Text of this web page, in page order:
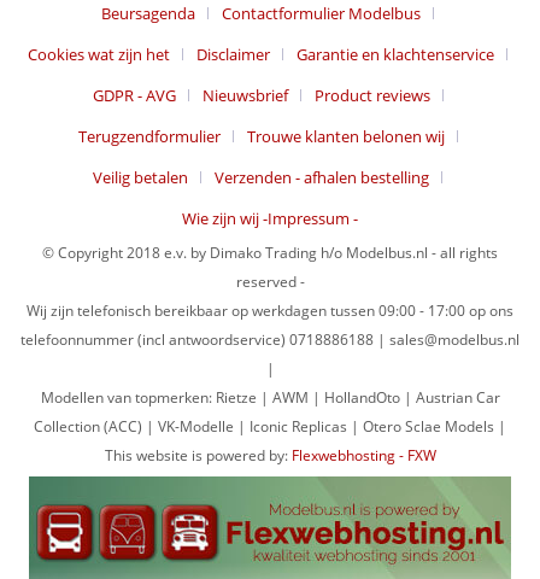
Beursagenda
Contactformulier Modelbus
Cookies wat zijn het
Disclaimer
Garantie en klachtenservice
GDPR - AVG
Nieuwsbrief
Product reviews
Terugzendformulier
Trouwe klanten belonen wij
Veilig betalen
Verzenden - afhalen bestelling
Wie zijn wij -Impressum -
© Copyright 2018 e.v. by Dimako Trading h/o Modelbus.nl - all rights
reserved -
Wij zijn telefonisch bereikbaar op werkdagen tussen 09:00 - 17:00 op ons
telefoonnummer (incl antwoordservice) 0718886188 | sales@modelbus.nl
|
Modellen van topmerken: Rietze | AWM | HollandOto | Austrian Car
Collection (ACC) | VK-Modelle | Iconic Replicas | Otero Sclae Models |
This website is powered by: Flexwebhosting - FXW